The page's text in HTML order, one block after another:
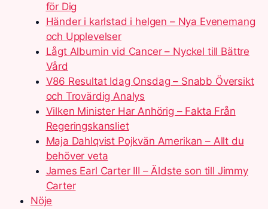
för Dig
Händer i karlstad i helgen – Nya Evenemang
och Upplevelser
Lågt Albumin vid Cancer – Nyckel till Bättre
Vård
V86 Resultat Idag Onsdag – Snabb Översikt
och Trovärdig Analys
Vilken Minister Har Anhörig – Fakta Från
Regeringskansliet
Maja Dahlqvist Pojkvän Amerikan – Allt du
behöver veta
James Earl Carter III – Äldste son till Jimmy
Carter
Nöje